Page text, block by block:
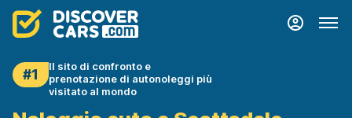
#1
Il sito di confronto e
prenotazione di autonoleggi più
visitato al mondo